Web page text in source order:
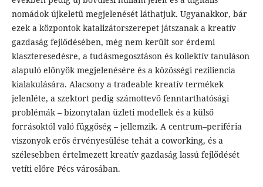
nomádok újkeletű megjelenését láthatjuk. Ugyanakkor, bár
ezek a központok katalizátorszerepet játszanak a kreatív
gazdaság fejlődésében, még nem került sor érdemi
klaszteresedésre, a tudásmegosztáson és kollektív tanuláson
alapuló előnyök megjelenésére és a közösségi reziliencia
kialakulására. Alacsony a tradeable kreatív termékek
jelenléte, a szektort pedig számottevő fenntarthatósági
problémák – bizonytalan üzleti modellek és a külső
forrásoktól való függőség – jellemzik. A centrum–periféria
viszonyok erős érvényesülése tehát a coworking, és a
szélesebben értelmezett kreatív gazdaság lassú fejlődését
vetíti előre Pécs városában.